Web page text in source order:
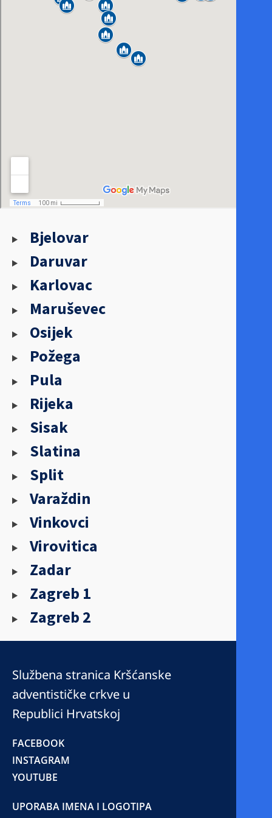
Bjelovar
Daruvar
Karlovac
Maruševec
Osijek
Požega
Pula
Rijeka
Sisak
Slatina
Split
Varaždin
Vinkovci
Virovitica
Zadar
Zagreb 1
Zagreb 2
Službena stranica Kršćanske
adventističke crkve u
Republici Hrvatskoj
FACEBOOK
INSTAGRAM
YOUTUBE
UPORABA IMENA I LOGOTIPA